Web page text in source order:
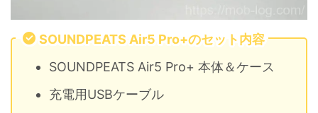
SOUNDPEATS Air5 Pro+のセット内容
SOUNDPEATS Air5 Pro+ 本体＆ケース
充電用USBケーブル